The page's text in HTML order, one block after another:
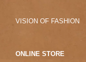
VISION OF FASHION
ONLINE STORE